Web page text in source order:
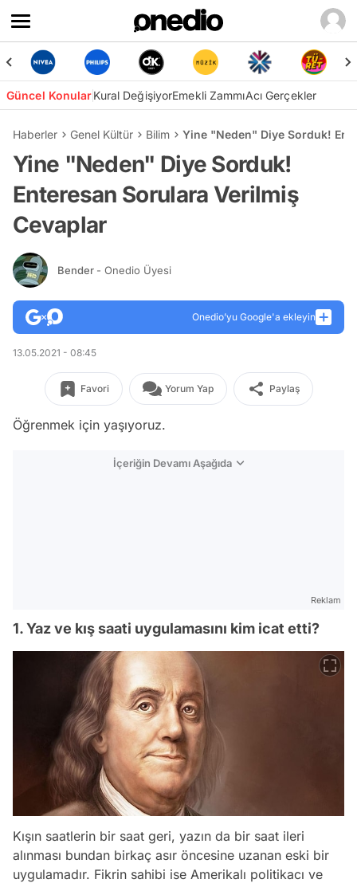
Güncel KonularKural DeğişiyorEmekli ZammıAcı Gerçekler
Haberler Genel Kültür Bilim Yine "Neden" Diye Sorduk!
Yine "Neden" Diye Sorduk!
Enteresan Sorulara Verilmiş
Cevaplar
Bender - Onedio Üyesi
Onedio’yu Google'a ekleyin
13.05.2021 - 08:45
Favori Yorum Yap Paylaş
Öğrenmek için yaşıyoruz.
İçeriğin Devamı Aşağıda
Reklam
1. Yaz ve kış saati uygulamasını kim icat etti?
Kışın saatlerin bir saat geri, yazın da bir saat ileri
alınması bundan birkaç asır öncesine uzanan eski bir
uygulamadır. Fikrin sahibi ise Amerikalı politikacı ve